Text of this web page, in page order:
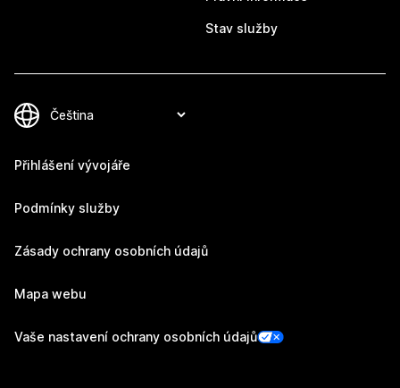
Stav služby
Přihlášení vývojáře
Podmínky služby
Zásady ochrany osobních údajů
Mapa webu
Vaše nastavení ochrany osobních údajů